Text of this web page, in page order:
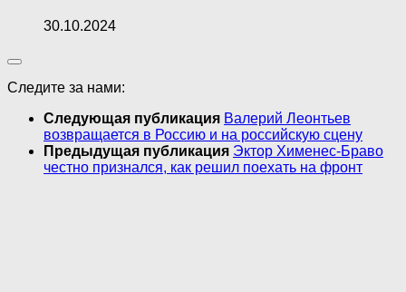
30.10.2024
Следите за нами:
Следующая публикация Валерий Леонтьев
возвращается в Россию и на российскую сцену
Предыдущая публикация Эктор Хименес-Браво
честно признался, как решил поехать на фронт